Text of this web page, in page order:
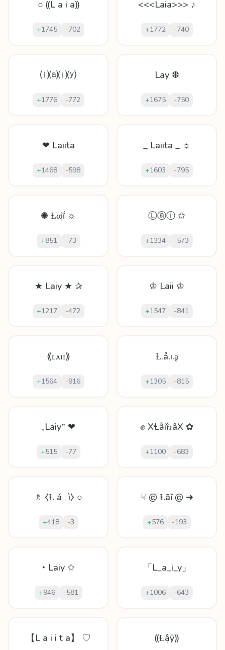
○ ⸨L a i a⸩
+1745 -702
<<<Laia>>> ♪
+1772 -740
⒧⒜⒤⒴
+1776 -772
Lay ❆
+1675 -750
❤ Laiita
+1468 -598
_ Laiita _ ☼
+1603 -795
✺ Ƚαịḯ ☼
+851 -73
Ⓛⓐⓘ ✩
+1334 -573
★ Laiy ★ ✰
+1217 -472
♔ Laii ♔
+1547 -841
⟪ʟᴀɪɪ⟫
+1564 -916
Ƚ.å.ı.ḁ
+1305 -815
„Laiy‟ ❤
+515 -77
✊ XꞭẫіḯᴛâX ✿
+1100 -683
♗ ⧼Ɫ á ᵢ ì⧽ ○
+418 -3
☟ @ Ɫāĩ @ ➜
+576 -193
‣ Laiy ✩
+946 -581
「L_a_i_y」
+1006 -643
【L a i i t a】 ♡ ⸨Ɫậȳ⸩